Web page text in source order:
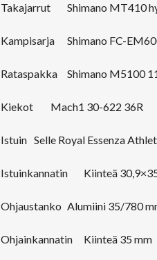
Takajarrut Shimano MT410
Kampisarja Shimano FC-
Rataspakka Shimano M5100
Kiekot Mach1 30-622 36R
Istuin Selle Royal Essenza
Istuinkannatin Kiinteä
Ohjaustanko Alumiini 35/780
Ohjainkannatin Kiinteä 35 mm